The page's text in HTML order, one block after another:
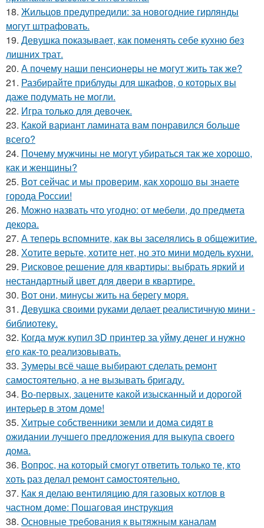
18. Жильцов предупредили: за новогодние гирлянды
могут штрафовать.
19. Девушка показывает, как поменять себе кухню без
лишних трат.
20. А почему наши пенсионеры не могут жить так же?
21. Разбирайте приблуды для шкафов, о которых вы
даже подумать не могли.
22. Игра только для девочек.
23. Какой вариант ламината вам понравился больше
всего?
24. Почему мужчины не могут убираться так же хорошо,
как и женщины?
25. Вот сейчас и мы проверим, как хорошо вы знаете
города России!
26. Можно назвать что угодно: от мебели, до предмета
декора.
27. А теперь вспомните, как вы заселялись в общежитие.
28. Хотите верьте, хотите нет, но это мини модель кухни.
29. Рисковое решение для квартиры: выбрать яркий и
нестандартный цвет для двери в квартире.
30. Вот они, минусы жить на берегу моря.
31. Девушка своими руками делает реалистичную мини -
библиотеку.
32. Когда муж купил 3D принтер за уйму денег и нужно
его как-то реализовывать.
33. Зумеры всё чаще выбирают сделать ремонт
самостоятельно, а не вызывать бригаду.
34. Во-первых, зацените какой изысканный и дорогой
интерьер в этом доме!
35. Хитрые собственники земли и дома сидят в
ожидании лучшего предложения для выкупа своего
дома.
36. Вопрос, на который смогут ответить только те, кто
хоть раз делал ремонт самостоятельно.
37. Как я делаю вентиляцию для газовых котлов в
частном доме: Пошаговая инструкция
38. Основные требования к вытяжным каналам